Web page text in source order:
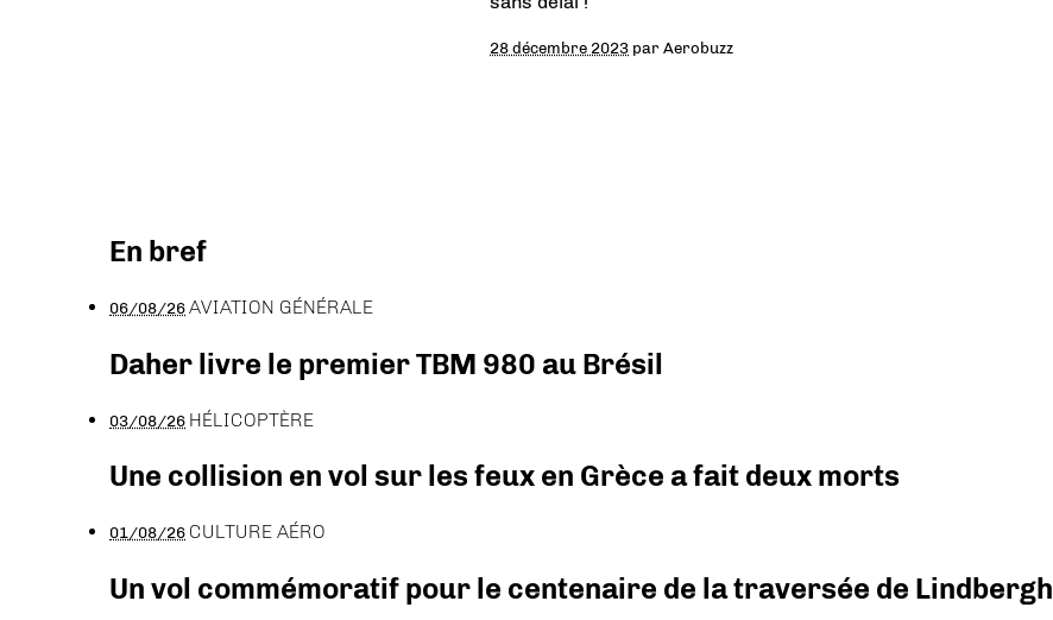
28 décembre 2023 parAerobuzz
En bref
06/08/26AVIATION GÉNÉRALE
Daher livre le premier TBM 980 au Brésil
03/08/26 HÉLICOPTÈRE
Une collision en vol sur les feux en Grèce a fait deux morts
01/08/26 CULTURE AÉRO
Un vol commémoratif pour le centenaire de la traversée de Lindbergh